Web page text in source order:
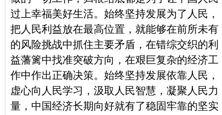
过上幸福美好生活。始终坚持发展为了人民，
把人民利益放在最高位置，就能够在前所未有
的风险挑战中抓住主要矛盾，在错综交织的利
益藩篱中找准突破方向，在艰巨复杂的经济工
作中作出正确决策。始终坚持发展依靠人民，
虚心向人民学习，汲取人民智慧，凝聚人民力
量，中国经济长期向好就有了稳固牢靠的坚实